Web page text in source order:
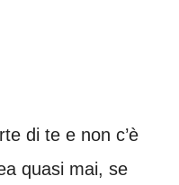
di te e non c’è
quasi mai, se